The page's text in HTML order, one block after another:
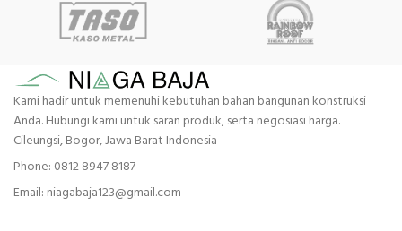
Kami hadir untuk memenuhi kebutuhan bahan bangunan konstruksi
Anda. Hubungi kami untuk saran produk, serta negosiasi harga.
Cileungsi, Bogor, Jawa Barat Indonesia
Phone: 0812 8947 8187
Email: niagabaja123@gmail.com